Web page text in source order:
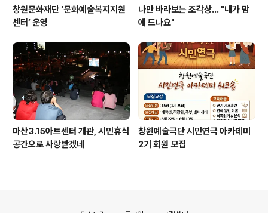
창원문화재단 ‘문화예술복지지원
센터’ 운영
나만 바라보는 조각상... "내가 맘
에 드나요"
마산3.15아트센터 개관, 시민휴식
공간으로 사랑받겠네
창원예술극단 시민연극 아카데미
2기 회원 모집